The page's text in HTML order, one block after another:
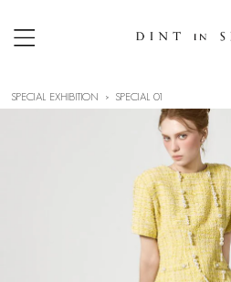
SPECIAL EXHIBITION SPECIAL 01